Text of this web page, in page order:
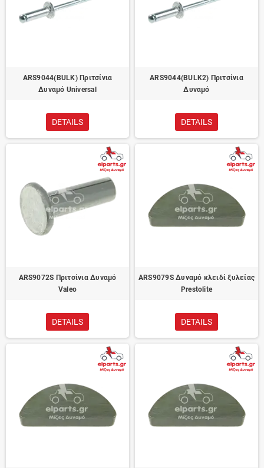
ARS9044(BULK) Πριτσίνια
Δυναμό Universal
DETAILS
ARS9044(BULK2) Πριτσίνια
Δυναμό
DETAILS
ARS9072S Πριτσίνια Δυναμό
Valeo
DETAILS
ARS9079S Δυναμό κλειδί ξυλείας
Prestolite
DETAILS